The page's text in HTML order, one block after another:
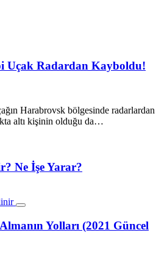
Uçak Radardan Kayboldu!
Harabrovsk bölgesinde radarlardan
altı kişinin olduğu da…
Ne İşe Yarar?
Yolları (2021 Güncel